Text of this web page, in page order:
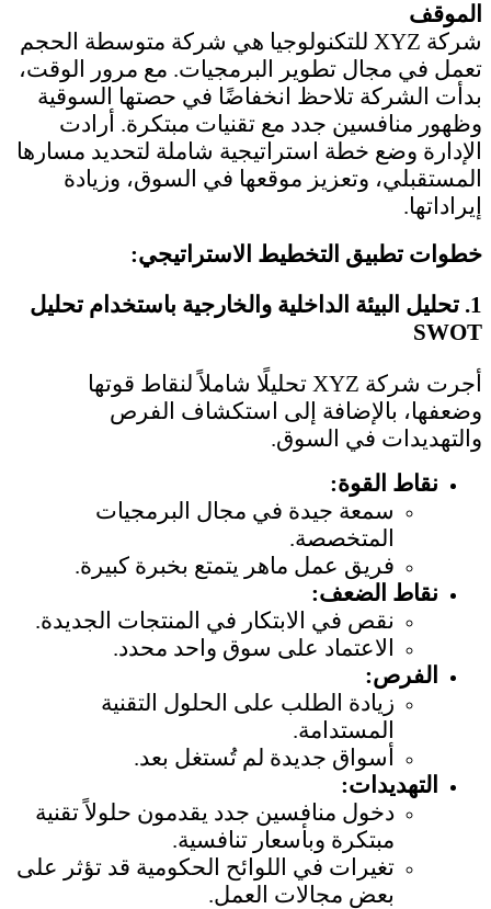
الموقف
شركة XYZ للتكنولوجيا هي شركة متوسطة الحجم
تعمل في مجال تطوير البرمجيات. مع مرور الوقت،
بدأت الشركة تلاحظ انخفاضًا في حصتها السوقية
وظهور منافسين جدد مع تقنيات مبتكرة. أرادت
الإدارة وضع خطة استراتيجية شاملة لتحديد مسارها
المستقبلي، وتعزيز موقعها في السوق، وزيادة
إيراداتها.
خطوات تطبيق التخطيط الاستراتيجي:
1. تحليل البيئة الداخلية والخارجية باستخدام تحليل
SWOT
أجرت شركة XYZ تحليلًا شاملاً لنقاط قوتها
وضعفها، بالإضافة إلى استكشاف الفرص
والتهديدات في السوق.
نقاط القوة:
سمعة جيدة في مجال البرمجيات
المتخصصة.
فريق عمل ماهر يتمتع بخبرة كبيرة.
نقاط الضعف:
نقص في الابتكار في المنتجات الجديدة.
الاعتماد على سوق واحد محدد.
الفرص:
زيادة الطلب على الحلول التقنية
المستدامة.
أسواق جديدة لم تُستغل بعد.
التهديدات:
دخول منافسين جدد يقدمون حلولاً تقنية
مبتكرة وبأسعار تنافسية.
تغيرات في اللوائح الحكومية قد تؤثر على
بعض مجالات العمل.